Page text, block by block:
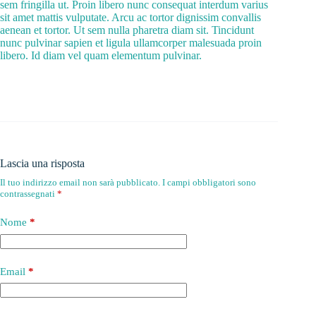
sem fringilla ut. Proin libero nunc consequat interdum varius
sit amet mattis vulputate. Arcu ac tortor dignissim convallis
aenean et tortor. Ut sem nulla pharetra diam sit. Tincidunt
nunc pulvinar sapien et ligula ullamcorper malesuada proin
libero. Id diam vel quam elementum pulvinar.
Lascia una risposta
Il tuo indirizzo email non sarà pubblicato. I campi obbligatori sono
contrassegnati *
Nome *
Email *